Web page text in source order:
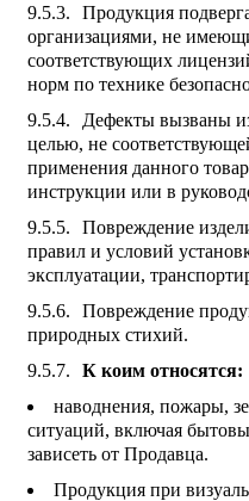
Продукция
организациями, не
соответствующих
норм по технике
Дефекты вызваны
целью, не
применения данного
инструкции или в
Повреждение
правил и условий
эксплуатации,
Повреждение
природных стихий.
К коим относятся:
наводнения, пожары,
ситуаций, включая
зависеть от Продавца.
Продукция при